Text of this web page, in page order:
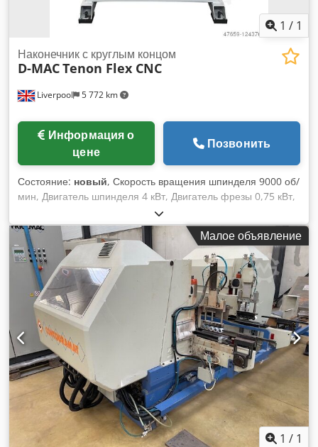
1 / 1
Liverpool 5 772 km
Наконечник с круглым концом
D-MACTenon Flex CNC
цене
Позвонить
Состояние: новый, Скорость вращения шпинделя 9000 об/
мин, Двигатель шпинделя 4 кВт, Двигатель фрезы 0,75 кВт,
Максимальная ширина шипа 100+2RMмм Dkjdjn Nwdljpfx
Ahljr Максимальная толщина шипа 30 мм Максимальная
глубина заготовки (плечо) 50 мм Наклон стола вверх 0-15
градусов Наклон стола вниз 0-30 градусов Наклон стола в
сторону 0-20 градусов Ограждение стола регулируется от
90 до 45 градусов Пневматические регулируемые прижимы
рабочего места x 2 Управление с помощью ПЛК Фрезерный
блок с одноразовым наконечником TCT Габаритные
размеры 1300 x 1200 x 1600 мм Масса 950 кг
Малое объявление
1 / 1